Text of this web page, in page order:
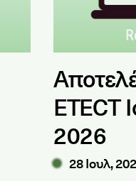
ETECT
2026
28 Ιουλ,